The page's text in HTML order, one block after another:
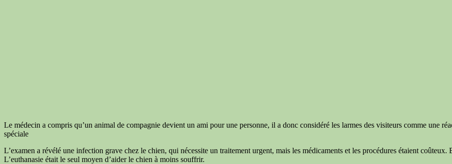
Le médecin a compris qu’un animal de compagnie devient un ami pour une personne, il a donc considéré les larmes des visiteurs comme une
spéciale
L’examen a révélé une infection grave chez le chien, qui nécessite un traitement urgent, mais les médicaments et les procédures étaient
L’euthanasie était le seul moyen d’aider le chien à moins souffrir.